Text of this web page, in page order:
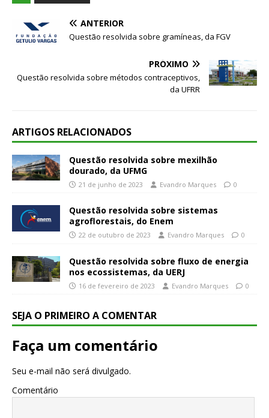
ANTERIOR
Questão resolvida sobre gramíneas, da FGV
PRÓXIMO
Questão resolvida sobre métodos contraceptivos,
da UFRR
ARTIGOS RELACIONADOS
Questão resolvida sobre mexilhão
dourado, da UFMG
21 de junho de 2023 Evandro Marques 0
Questão resolvida sobre sistemas
agroflorestais, do Enem
22 de outubro de 2023 Evandro Marques 0
Questão resolvida sobre fluxo de energia
nos ecossistemas, da UERJ
16 de fevereiro de 2023 Evandro Marques 0
SEJA O PRIMEIRO A COMENTAR
Faça um comentário
Seu e-mail não será divulgado.
Comentário